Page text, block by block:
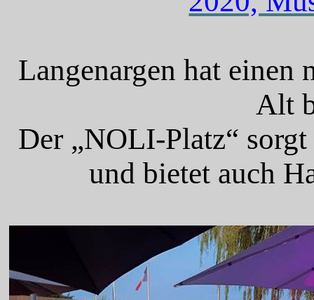
Langenargen hat einen
Alt
Der „NOLI-Platz“
und bietet auch